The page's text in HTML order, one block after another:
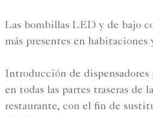
Las bombillas LED y de bajo
más presentes en habitaciones
Introducción de dispensadores
en todas las partes traseras de
restaurante, con el fin de